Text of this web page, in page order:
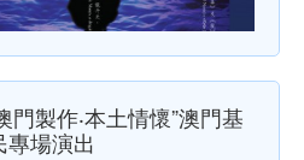
門製作‧本土情懷”澳門基
專場演出